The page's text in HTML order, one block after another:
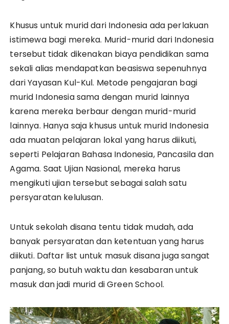
Khusus untuk murid dari Indonesia ada perlakuan
istimewa bagi mereka. Murid-murid dari Indonesia
tersebut tidak dikenakan biaya pendidikan sama
sekali alias mendapatkan beasiswa sepenuhnya
dari Yayasan Kul-Kul. Metode pengajaran bagi
murid Indonesia sama dengan murid lainnya
karena mereka berbaur dengan murid-murid
lainnya. Hanya saja khusus untuk murid Indonesia
ada muatan pelajaran lokal yang harus diikuti,
seperti Pelajaran Bahasa Indonesia, Pancasila dan
Agama. Saat Ujian Nasional, mereka harus
mengikuti ujian tersebut sebagai salah satu
persyaratan kelulusan.
Untuk sekolah disana tentu tidak mudah, ada
banyak persyaratan dan ketentuan yang harus
diikuti. Daftar list untuk masuk disana juga sangat
panjang, so butuh waktu dan kesabaran untuk
masuk dan jadi murid di Green School.